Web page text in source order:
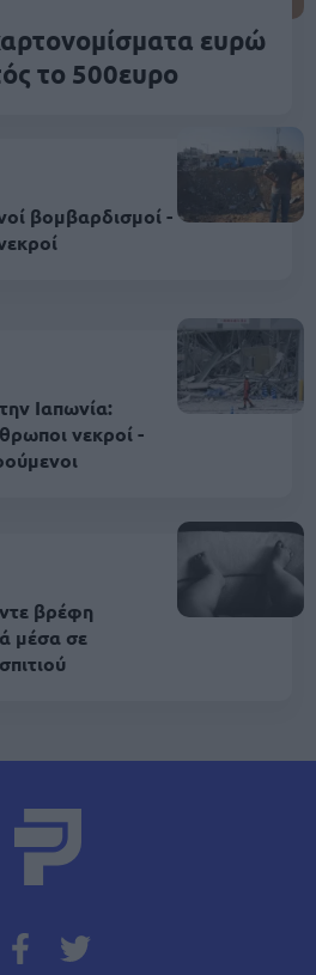
ευρώ
το 500ευρο
βομβαρδισμοί -
Ιαπωνία:
νεκροί -
βρέφη
μέσα σε